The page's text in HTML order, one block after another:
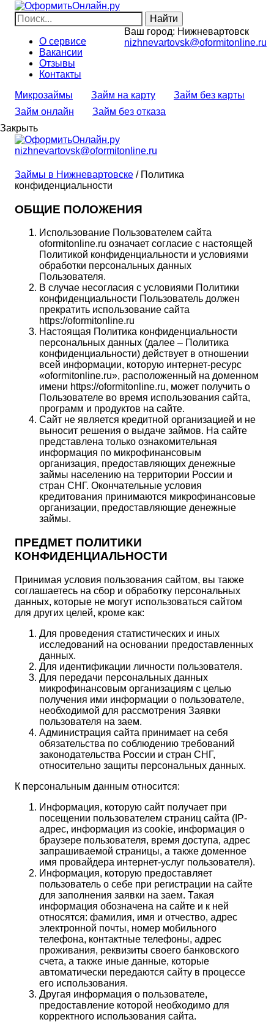
О сервисе
Вакансии
Отзывы
Контакты
Ваш город: Нижневартовск
nizhnevartovsk@oformitonline.ru
Микрозаймы Займ на карту
Займ без карты
Займ онлайн
Займ без отказа
Закрыть
nizhnevartovsk@oformitonline.ru
Займы в Нижневартовске / Политика
конфиденциальности
ОБЩИЕ ПОЛОЖЕНИЯ
Использование Пользователем сайта
oformitonline.ru означает согласие с настоящей
Политикой конфиденциальности и условиями
обработки персональных данных
Пользователя.
В случае несогласия с условиями Политики
конфиденциальности Пользователь должен
прекратить использование сайта
https://oformitonline.ru
Настоящая Политика конфиденциальности
персональных данных (далее – Политика
конфиденциальности) действует в отношении
всей информации, которую интернет-ресурс
«oformitonline.ru», расположенный на доменном
имени https://oformitonline.ru, может получить о
Пользователе во время использования сайта,
программ и продуктов на сайте.
Сайт не является кредитной организацией и не
выносит решения о выдаче займов. На сайте
представлена только ознакомительная
информация по микрофинансовым
организация, предоставляющих денежные
займы населению на территории России и
стран СНГ. Окончательные условия
кредитования принимаются микрофинансовые
организации, предоставляющие денежные
займы.
ПРЕДМЕТ ПОЛИТИКИ
КОНФИДЕНЦИАЛЬНОСТИ
Принимая условия пользования сайтом, вы также
соглашаетесь на сбор и обработку персональных
данных, которые не могут использоваться сайтом
для других целей, кроме как:
Для проведения статистических и иных
исследований на основании предоставленных
данных.
Для идентификации личности пользователя.
Для передачи персональных данных
микрофинансовым организациям с целью
получения ими информации о пользователе,
необходимой для рассмотрения Заявки
пользователя на заем.
Администрация сайта принимает на себя
обязательства по соблюдению требований
законодательства России и стран СНГ,
относительно защиты персональных данных.
К персональным данным относится:
Информация, которую сайт получает при
посещении пользователем страниц сайта (IP-
адрес, информация из cookie, информация о
браузере пользователя, время доступа, адрес
запрашиваемой страницы, а также доменное
имя провайдера интернет-услуг пользователя).
Информация, которую предоставляет
пользователь о себе при регистрации на сайте
для заполнения заявки на заем. Такая
информация обозначена на сайте и к ней
относятся: фамилия, имя и отчество, адрес
электронной почты, номер мобильного
телефона, контактные телефоны, адрес
проживания, реквизиты своего банковского
счета, а также иные данные, которые
автоматически передаются сайту в процессе
его использования.
Другая информация о пользователе,
предоставление которой необходимо для
корректного использования сайта.